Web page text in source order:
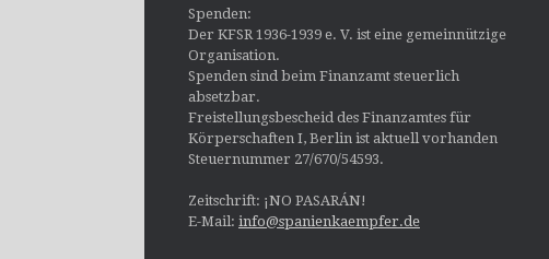
Spenden:
Der KFSR 1936-1939 e. V. ist eine gemeinnützige
Organisation.
Spenden sind beim Finanzamt steuerlich
absetzbar.
Freistellungsbescheid des Finanzamtes für
Körperschaften I, Berlin ist aktuell vorhanden
Steuernummer 27/670/54593.
Zeitschrift: ¡NO PASARÁN!
E-Mail: info@spanienkaempfer.de